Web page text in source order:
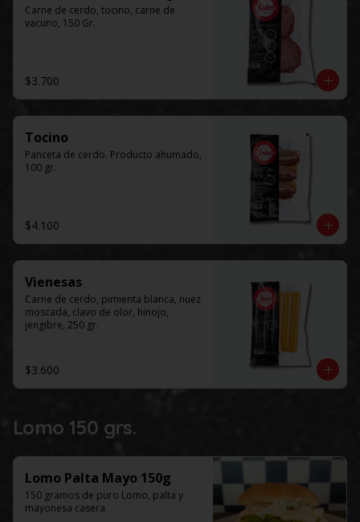
Carne de cerdo, tocino, carne de
vacuno, 150 Gr.
$3.700
Tocino
Panceta de cerdo. Producto ahumado,
100 gr.
$4.100
Vienesas
Carne de cerdo, pimienta blanca, nuez
moscada, clavo de olor, hinojo,
jengibre, 250 gr.
$3.600
Lomo 150 grs.
Lomo Palta Mayo 150g
150 gramos de puro Lomo, palta y
mayonesa casera